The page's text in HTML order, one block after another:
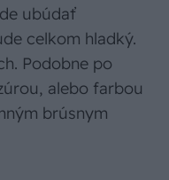
ubúdať
celkom hladký.
Podobne po
alebo farbou
brúsnym